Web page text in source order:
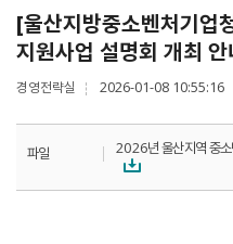
[울산지방중소벤처기
지원사업 설명회 개최 안
경영전략실 2026-01-08 10:55:16
파일 2026년 울산지역 중